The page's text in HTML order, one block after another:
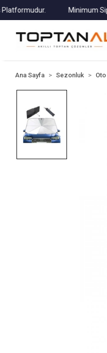
Minimum Sipariş
Ana Sayfa Sezonluk